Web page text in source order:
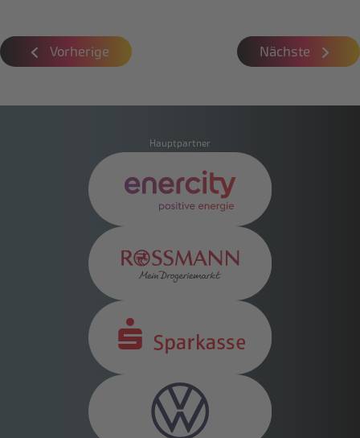
Vorherige Nächste
Hauptpartner